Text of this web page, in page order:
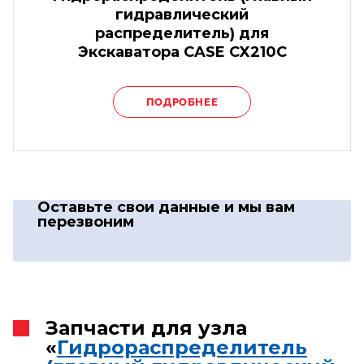
гидравлический
распределитель) для
Экскаватора CASE CX210C
ПОДРОБНЕЕ
Оставьте свои данные и мы вам
перезвоним
Запчасти для узла
«Гидрораспределитель